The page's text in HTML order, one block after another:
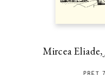
Mircea Eliade,
PREȚ